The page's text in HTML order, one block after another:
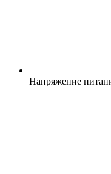
Напряжение